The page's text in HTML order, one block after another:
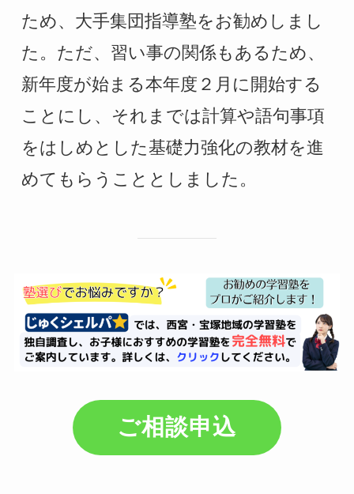
ため、大手集団指導塾をお勧めしまし
た。ただ、習い事の関係もあるため、
新年度が始まる本年度２月に開始する
ことにし、それまでは計算や語句事項
をはしめとした基礎力強化の教材を進
めてもらうこととしました。
ご相談申込